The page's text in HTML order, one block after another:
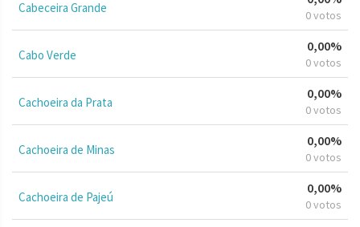
Cabeceira Grande 0 votos
Cabo Verde
0,00%
0 votos
Cachoeira da Prata
0,00%
0 votos
Cachoeira de Minas
0,00%
0 votos
Cachoeira de Pajeú
0,00%
0 votos